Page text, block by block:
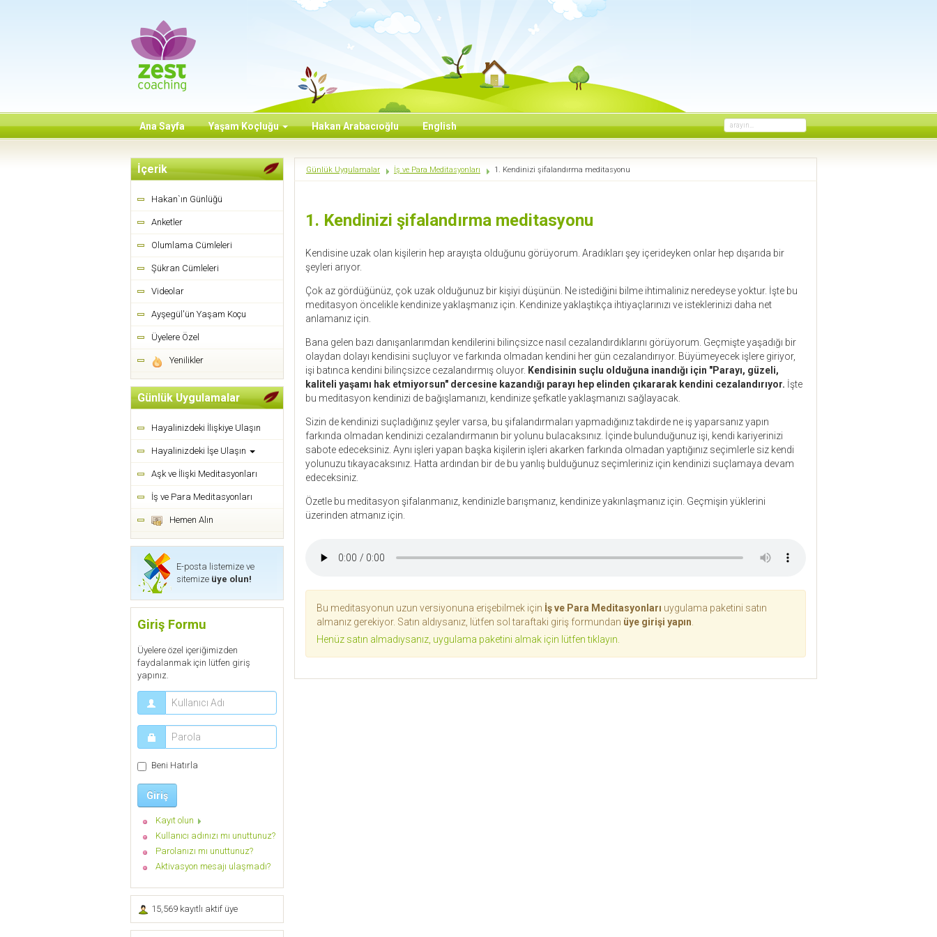
arayın...
Ana Sayfa Yaşam Koçluğu Hakan Arabacıoğlu English
Günlük Uygulamalar İş ve Para Meditasyonları 1. Kendinizi şifalandırma meditasyonu
1. Kendinizi şifalandırma meditasyonu
Kendisine uzak olan kişilerin hep arayışta olduğunu görüyorum. Aradıkları şey içerideyken onlar hep dışarıda bir
şeyleri arıyor.
Çok az gördüğünüz, çok uzak olduğunuz bir kişiyi düşünün. Ne istediğini bilme ihtimaliniz neredeyse yoktur. İşte bu
meditasyon öncelikle kendinize yaklaşmanız için. Kendinize yaklaştıkça ihtiyaçlarınızı ve isteklerinizi daha net
anlamanız için.
Bana gelen bazı danışanlarımdan kendilerini bilinçsizce nasıl cezalandırdıklarını görüyorum. Geçmişte yaşadığı bir
olaydan dolayı kendisini suçluyor ve farkında olmadan kendini her gün cezalandırıyor. Büyümeyecek işlere giriyor,
işi batınca kendini bilinçsizce cezalandırmış oluyor. Kendisinin suçlu olduğuna inandığı için "Parayı, güzeli,
kaliteli yaşamı hak etmiyorsun" dercesine kazandığı parayı hep elinden çıkararak kendini cezalandırıyor. İşte
bu meditasyon kendinizi de bağışlamanızı, kendinize şefkatle yaklaşmanızı sağlayacak.
Sizin de kendinizi suçladığınız şeyler varsa, bu şifalandırmaları yapmadığınız takdirde ne iş yaparsanız yapın
farkında olmadan kendinizi cezalandırmanın bir yolunu bulacaksınız. İçinde bulunduğunuz işi, kendi kariyerinizi
sabote edeceksiniz. Aynı işleri yapan başka kişilerin işleri akarken farkında olmadan yaptığınız seçimlerle siz kendi
yolunuzu tıkayacaksınız. Hatta ardından bir de bu yanlış bulduğunuz seçimleriniz için kendinizi suçlamaya devam
edeceksiniz.
Özetle bu meditasyon şifalanmanız, kendinizle barışmanız, kendinize yakınlaşmanız için. Geçmişin yüklerini
üzerinden atmanız için.
Bu meditasyonun uzun versiyonuna erişebilmek için İş ve Para Meditasyonları uygulama paketini satın
almanız gerekiyor. Satın aldıysanız, lütfen sol taraftaki giriş formundan üye girişi yapın
Henüz satın almadıysanız, uygulama paketini almak için lütfen tıklayın.
İçerik
Hakan`ın Günlüğü
Anketler
Olumlama Cümleleri
Şükran Cümleleri
Videolar
Ayşegül'ün Yaşam Koçu
Üyelere Özel
Yenilikler
Günlük Uygulamalar
Hayalinizdeki İlişkiye Ulaşın
Hayalinizdeki İşe Ulaşın
Aşk ve İlişki Meditasyonları
İş ve Para Meditasyonları
Hemen Alın
E-posta listemize ve
sitemize üye olun!
Giriş Formu
Üyelere özel içeriğimizden
faydalanmak için lütfen giriş
yapınız.
Beni Hatırla
Giriş
Kayıt olun
Kullanıcı adınızı mı unuttunuz?
Parolanızı mı unuttunuz?
Aktivasyon mesajı ulaşmadı?
15,569 kayıtlı aktif üye